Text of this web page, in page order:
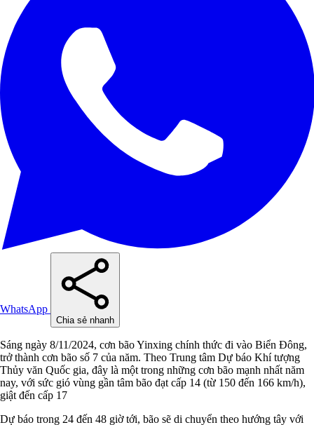
WhatsApp
Chia sẻ nhanh
Sáng ngày 8/11/2024, cơn bão Yinxing chính thức đi vào Biển Đông,
trở thành cơn bão số 7 của năm. Theo Trung tâm Dự báo Khí tượng
Thủy văn Quốc gia, đây là một trong những cơn bão mạnh nhất năm
nay, với sức gió vùng gần tâm bão đạt cấp 14 (từ 150 đến 166 km/h),
giật đến cấp 17
Dự báo trong 24 đến 48 giờ tới, bão sẽ di chuyển theo hướng tây với